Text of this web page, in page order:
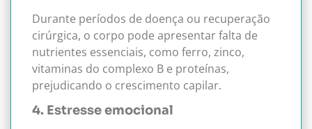
Durante períodos de doença ou recuperação
cirúrgica, o corpo pode apresentar falta de
nutrientes essenciais, como ferro, zinco,
vitaminas do complexo B e proteínas,
prejudicando o crescimento capilar.
4. Estresse emocional